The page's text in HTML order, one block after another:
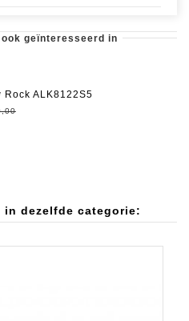
geïnteresseerd in
Rock ALK8122S5
in dezelfde categorie: